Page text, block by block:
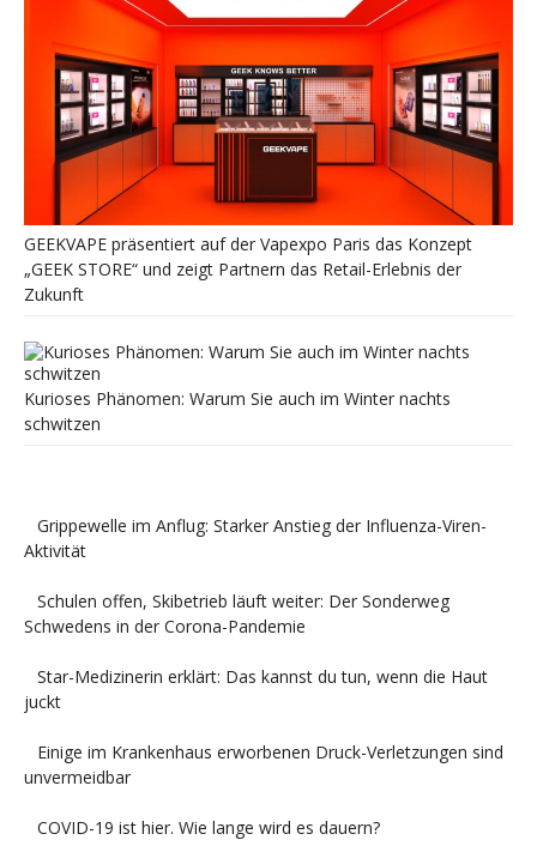
GEEKVAPE präsentiert auf der Vapexpo Paris das Konzept
„GEEK STORE“ und zeigt Partnern das Retail-Erlebnis der
Zukunft
Kurioses Phänomen: Warum Sie auch im Winter nachts
schwitzen
Grippewelle im Anflug: Starker Anstieg der Influenza-Viren-
Aktivität
Schulen offen, Skibetrieb läuft weiter: Der Sonderweg
Schwedens in der Corona-Pandemie
Star-Medizinerin erklärt: Das kannst du tun, wenn die Haut
juckt
Einige im Krankenhaus erworbenen Druck-Verletzungen sind
unvermeidbar
COVID-19 ist hier. Wie lange wird es dauern?